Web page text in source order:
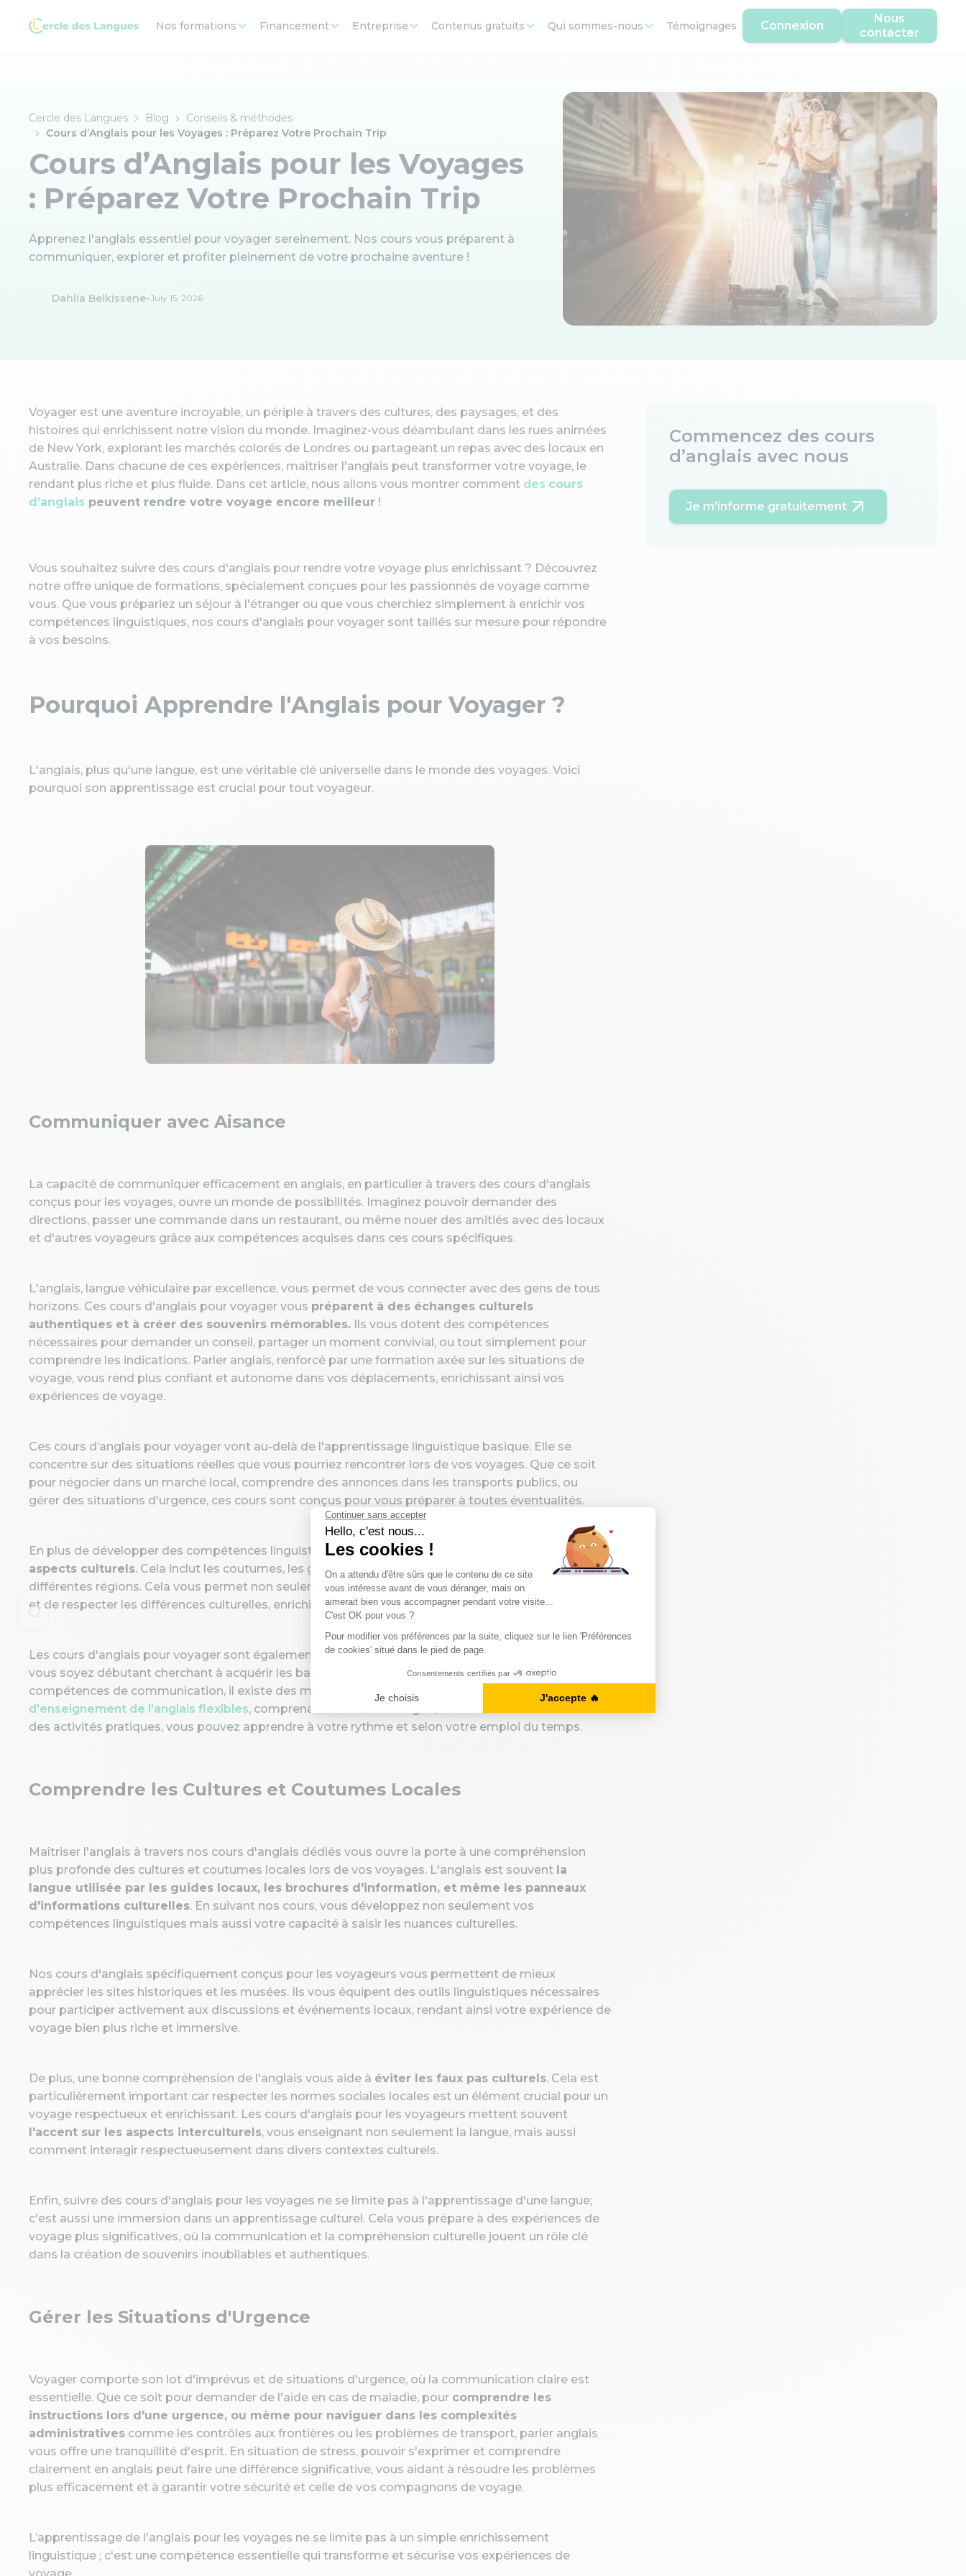
Nos formations Financement Entreprise Contenus gratuits Qui sommes-nous Témoignages Connexion
Nous
contacter
Cercle des Langues Blog
Conseils & méthodes
Cours d’Anglais pour les Voyages : Préparez Votre Prochain Trip
Cours d’Anglais pour les Voyages
: Préparez Votre Prochain Trip
Apprenez l'anglais essentiel pour voyager sereinement. Nos cours vous préparent à
communiquer, explorer et profiter pleinement de votre prochaine aventure !
Dahlia Belkissene-July 15, 2026
Voyager est une aventure incroyable, un périple à travers des cultures, des paysages, et des
histoires qui enrichissent notre vision du monde. Imaginez-vous déambulant dans les rues animées
de New York, explorant les marchés colorés de Londres ou partageant un repas avec des locaux en
Australie. Dans chacune de ces expériences, maîtriser l'anglais peut transformer votre voyage, le
rendant plus riche et plus fluide. Dans cet article, nous allons vous montrer comment des cours
d’anglais peuvent rendre votre voyage encore meilleur !
Vous souhaitez suivre des cours d'anglais pour rendre votre voyage plus enrichissant ? Découvrez
notre offre unique de formations, spécialement conçues pour les passionnés de voyage comme
vous. Que vous prépariez un séjour à l'étranger ou que vous cherchiez simplement à enrichir vos
compétences linguistiques, nos cours d'anglais pour voyager sont taillés sur mesure pour répondre
à vos besoins.
Pourquoi Apprendre l'Anglais pour Voyager ?
L'anglais, plus qu'une langue, est une véritable clé universelle dans le monde des voyages. Voici
pourquoi son apprentissage est crucial pour tout voyageur.
Communiquer avec Aisance
La capacité de communiquer efficacement en anglais, en particulier à travers des cours d'anglais
conçus pour les voyages, ouvre un monde de possibilités. Imaginez pouvoir demander des
directions, passer une commande dans un restaurant, ou même nouer des amitiés avec des locaux
et d'autres voyageurs grâce aux compétences acquises dans ces cours spécifiques.
L'anglais, langue véhiculaire par excellence, vous permet de vous connecter avec des gens de tous
horizons. Ces cours d'anglais pour voyager vous préparent à des échanges culturels
authentiques et à créer des souvenirs mémorables. Ils vous dotent des compétences
nécessaires pour demander un conseil, partager un moment convivial, ou tout simplement pour
comprendre les indications. Parler anglais, renforcé par une formation axée sur les situations de
voyage, vous rend plus confiant et autonome dans vos déplacements, enrichissant ainsi vos
expériences de voyage.
Ces cours d’anglais pour voyager vont au-delà de l'apprentissage linguistique basique. Elle se
concentre sur des situations réelles que vous pourriez rencontrer lors de vos voyages. Que ce soit
pour négocier dans un marché local, comprendre des annonces dans les transports publics, ou
gérer des situations d'urgence, ces cours sont conçus pour vous préparer à toutes éventualités.
En plus de développer des compétences linguistiques,ces cours vous familiarisent avec divers
aspects culturels. Cela inclut les coutumes, les gestes, et les expressions idiomatiques propres à
différentes régions. Cela vous permet non seulement de communiquer mais aussi de comprendre
et de respecter les différences culturelles, enrichissant ainsi votre expérience globale.
Les cours d'anglais pour voyager sont également adaptés à différents niveaux de compétence. Que
vous soyez débutant cherchant à acquérir les bases, ou un apprenant avancé souhaitant affiner vos
compétences de communication, il existe des modules adaptés à vos besoins. Avec
des méthodes
d'enseignement de l'anglais flexibles, comprenant des cours en ligne, des sessions interactives et
des activités pratiques, vous pouvez apprendre à votre rythme et selon votre emploi du temps.
Comprendre les Cultures et Coutumes Locales
Maîtriser l'anglais à travers nos cours d'anglais dédiés vous ouvre la porte à une compréhension
plus profonde des cultures et coutumes locales lors de vos voyages. L'anglais est souvent la
langue utilisée par les guides locaux, les brochures d'information, et même les panneaux
d'informations culturelles. En suivant nos cours, vous développez non seulement vos
compétences linguistiques mais aussi votre capacité à saisir les nuances culturelles.
Nos cours d'anglais spécifiquement conçus pour les voyageurs vous permettent de mieux
apprécier les sites historiques et les musées. Ils vous équipent des outils linguistiques nécessaires
pour participer activement aux discussions et événements locaux, rendant ainsi votre expérience de
voyage bien plus riche et immersive.
De plus, une bonne compréhension de l'anglais vous aide à éviter les faux pas culturels. Cela est
particulièrement important car respecter les normes sociales locales est un élément crucial pour un
voyage respectueux et enrichissant. Les cours d'anglais pour les voyageurs mettent souvent
l'accent sur les aspects interculturels, vous enseignant non seulement la langue, mais aussi
comment interagir respectueusement dans divers contextes culturels.
Enfin, suivre des cours d'anglais pour les voyages ne se limite pas à l'apprentissage d'une langue;
c'est aussi une immersion dans un apprentissage culturel. Cela vous prépare à des expériences de
voyage plus significatives, où la communication et la compréhension culturelle jouent un rôle clé
dans la création de souvenirs inoubliables et authentiques.
Gérer les Situations d'Urgence
Voyager comporte son lot d'imprévus et de situations d'urgence, où la communication claire est
essentielle. Que ce soit pour demander de l'aide en cas de maladie, pour comprendre les
instructions lors d'une urgence, ou même pour naviguer dans les complexités
administratives comme les contrôles aux frontières ou les problèmes de transport, parler anglais
vous offre une tranquillité d'esprit. En situation de stress, pouvoir s'exprimer et comprendre
clairement en anglais peut faire une différence significative, vous aidant à résoudre les problèmes
plus efficacement et à garantir votre sécurité et celle de vos compagnons de voyage.
L’apprentissage de l'anglais pour les voyages ne se limite pas à un simple enrichissement
linguistique ; c'est une compétence essentielle qui transforme et sécurise vos expériences de
Commencez des cours
d’anglais avec nous
Je m'informe gratuitement